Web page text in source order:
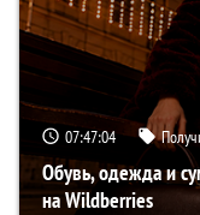
07:47:03
Обувь, одежда и
на Wildberries